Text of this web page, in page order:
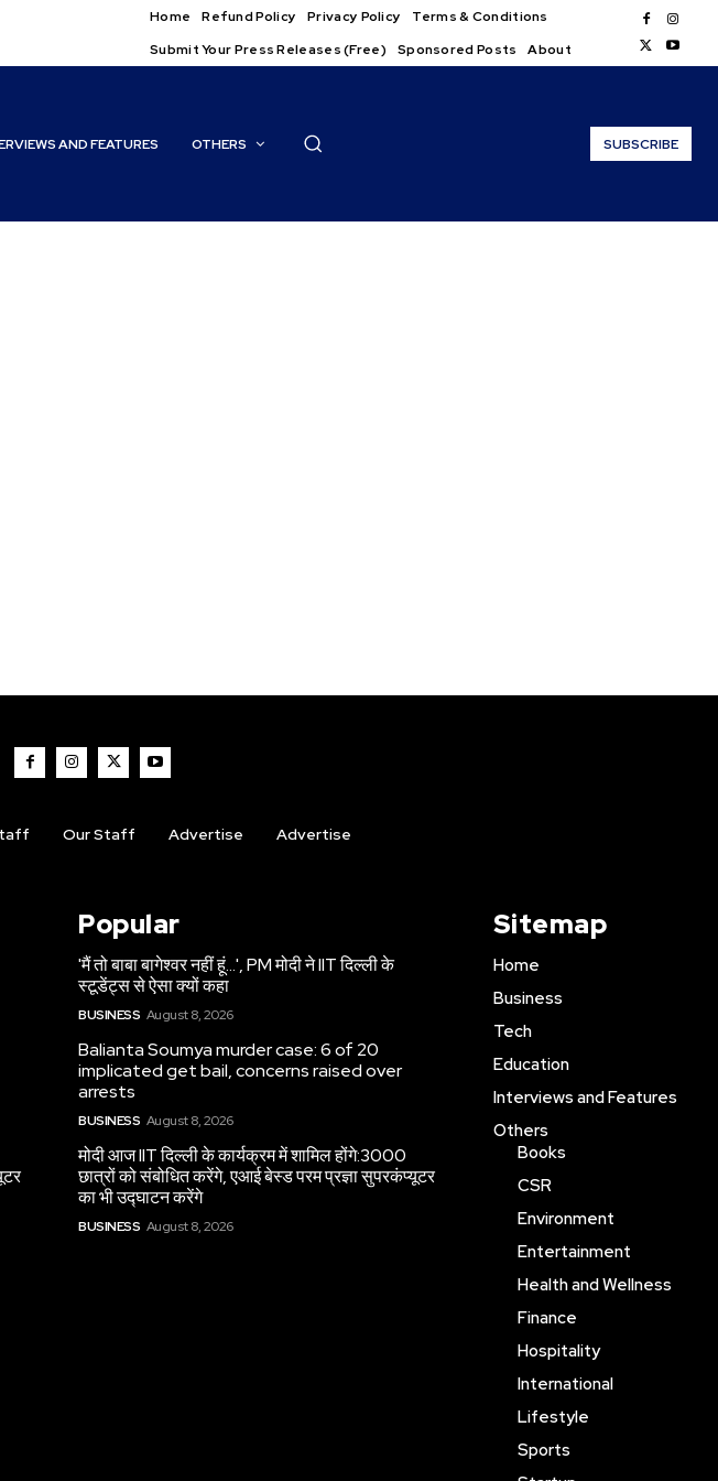
Home Refund Policy Privacy Policy
Terms & Conditions
Submit Your Press Releases (Free)
Sponsored Posts About
AND FEATURES OTHERS SUBSCRIBE
Our Staff Advertise Advertise
Popular
'मैं तो बाबा बागेश्वर नहीं हूं…', PM मोदी ने IIT दिल्ली के
स्टूडेंट्स से ऐसा क्यों कहा
BUSINESS August 8, 2026
Balianta Soumya murder case: 6 of 20
implicated get bail, concerns raised over
arrests
BUSINESS August 8, 2026
मोदी आज IIT दिल्ली के कार्यक्रम में शामिल होंगे:3000
छात्रों को संबोधित करेंगे, एआई बेस्ड परम प्रज्ञा सुपरकंप्यूटर
का भी उद्घाटन करेंगे
BUSINESS August 8, 2026
Sitemap
Home
Business
Tech
Education
Interviews and Features
Others
Books
CSR
Environment
Entertainment
Health and Wellness
Finance
Hospitality
International
Lifestyle
Sports